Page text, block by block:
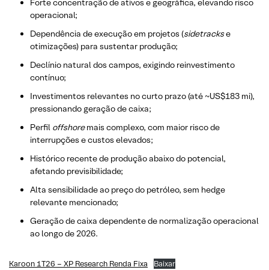
Forte concentração de ativos e geográfica, elevando risco
operacional;
Dependência de execução em projetos (sidetrackse
otimizações) para sustentar produção;
Declínio natural dos campos, exigindo reinvestimento
contínuo;
Investimentos relevantes no curto prazo (até ~US$183 mi),
pressionando geração de caixa;
Perfil offshoremais complexo, com maior risco de
interrupções e custos elevados;
Histórico recente de produção abaixo do potencial,
afetando previsibilidade;
Alta sensibilidade ao preço do petróleo, sem hedge
relevante mencionado;
Geração de caixa dependente de normalização operacional
ao longo de 2026.
Karoon 1T26 – XP Research Renda Fixa Baixar